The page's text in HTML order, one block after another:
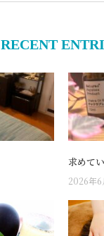
RECENT
求めて
2026年6